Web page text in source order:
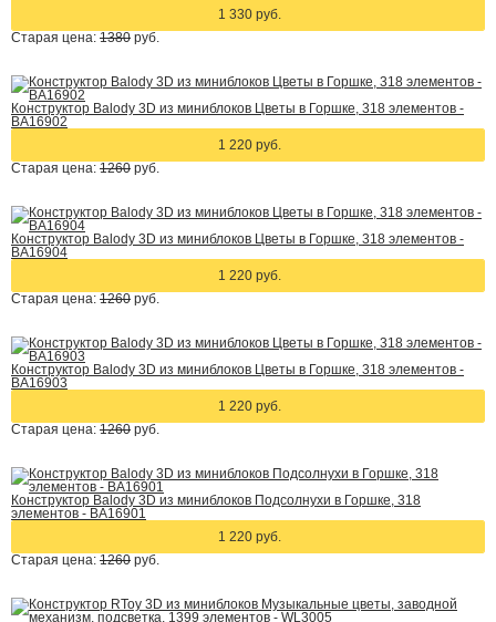
1 330 руб.
Старая цена: 1380 руб.
Конструктор Balody 3D из миниблоков Цветы в Горшке, 318 элементов -
BA16902
1 220 руб.
Старая цена: 1260 руб.
Конструктор Balody 3D из миниблоков Цветы в Горшке, 318 элементов -
BA16904
1 220 руб.
Старая цена: 1260 руб.
Конструктор Balody 3D из миниблоков Цветы в Горшке, 318 элементов -
BA16903
1 220 руб.
Старая цена: 1260 руб.
Конструктор Balody 3D из миниблоков Подсолнухи в Горшке, 318
элементов - BA16901
1 220 руб.
Старая цена: 1260 руб.